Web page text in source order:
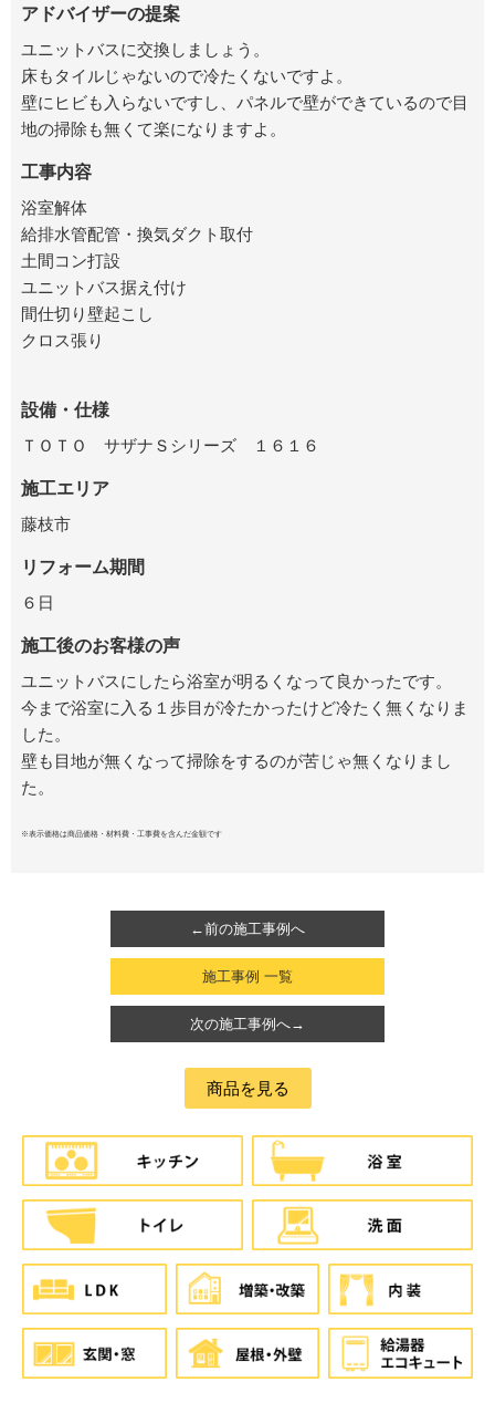
アドバイザーの提案
ユニットバスに交換しましょう。
床もタイルじゃないので冷たくないですよ。
壁にヒビも入らないですし、パネルで壁ができているので目
地の掃除も無くて楽になりますよ。
工事内容
浴室解体
給排水管配管・換気ダクト取付
土間コン打設
ユニットバス据え付け
間仕切り壁起こし
クロス張り
設備・仕様
ＴＯＴＯ サザナＳシリーズ １６１６
施工エリア
藤枝市
リフォーム期間
６日
施工後のお客様の声
ユニットバスにしたら浴室が明るくなって良かったです。
今まで浴室に入る１歩目が冷たかったけど冷たく無くなりま
した。
壁も目地が無くなって掃除をするのが苦じゃ無くなりまし
た。
※表示価格は商品価格・材料費・工事費を含んだ金額です
←前の施工事例へ
施工事例 一覧
次の施工事例へ→
商品を見る